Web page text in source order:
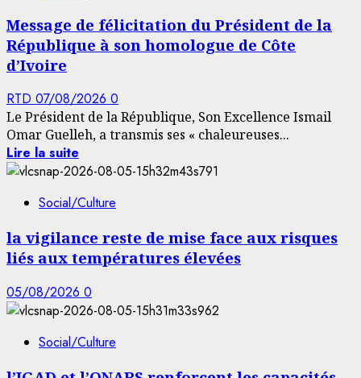
Message de félicitation du Président de la
République à son homologue de Côte
d’Ivoire
RTD 07/08/2026 0
Le Président de la République, Son Excellence Ismail
Omar Guelleh, a transmis ses « chaleureuses...
Lire la suite
Social/Culture
la vigilance reste de mise face aux risques
liés aux températures élevées
05/08/2026 0
Social/Culture